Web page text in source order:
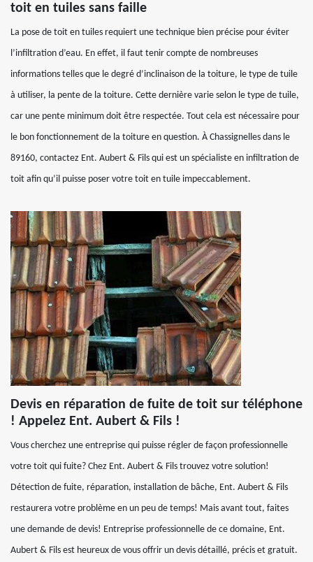
toit en tuiles sans faille
La pose de toit en tuiles requiert une technique bien précise pour éviter
l’infiltration d’eau. En effet, il faut tenir compte de nombreuses
informations telles que le degré d’inclinaison de la toiture, le type de tuile
à utiliser, la pente de la toiture. Cette dernière varie selon le type de tuile,
car une pente minimum doit être respectée. Tout cela est nécessaire pour
le bon fonctionnement de la toiture en question. À Chassignelles dans le
89160, contactez Ent. Aubert & Fils qui est un spécialiste en infiltration de
toit afin qu’il puisse poser votre toit en tuile impeccablement.
Devis en réparation de fuite de toit sur téléphone
! Appelez Ent. Aubert & Fils !
Vous cherchez une entreprise qui puisse régler de façon professionnelle
votre toit qui fuite? Chez Ent. Aubert & Fils trouvez votre solution!
Détection de fuite, réparation, installation de bâche, Ent. Aubert & Fils
restaurera votre problème en un peu de temps! Mais avant tout, faites
une demande de devis! Entreprise professionnelle de ce domaine, Ent.
Aubert & Fils est heureux de vous offrir un devis détaillé, précis et gratuit.